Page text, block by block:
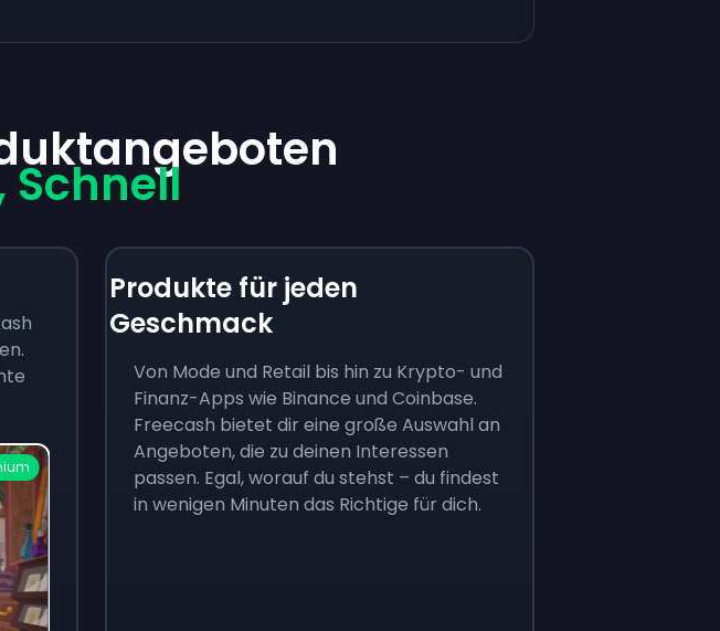
Schnell
Produkte für jeden
Geschmack
Von Mode und Retail bis hin zu Krypto- und
Finanz-Apps wie Binance und Coinbase.
Freecash bietet dir eine große Auswahl an
Angeboten, die zu deinen Interessen
passen. Egal, worauf du stehst – du findest
in wenigen Minuten das Richtige für dich.